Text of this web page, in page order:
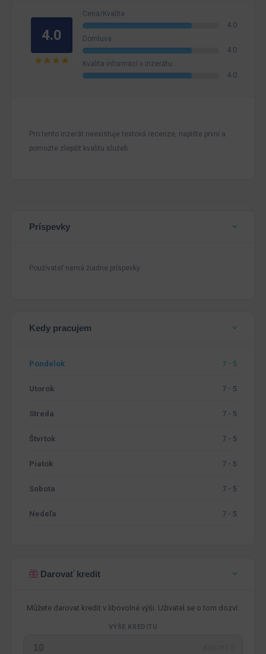
4.0
Cena/Kvalita
4.0
Domluva
4.0
Kvalita informací v inzerátu
4.0
Pro tento inzerát neexistuje textová recenze, napište první a
pomozte zlepšit kvalitu služeb.
Príspevky
Používateľ nemá žiadne príspevky
Kedy pracujem
Pondelok 7 - 5
Utorok 7 - 5
Streda 7 - 5
Štvrtok 7 - 5
Piatok 7 - 5
Sobota 7 - 5
Nedeľa 7 - 5
Darovať kredit
Můžete darovat kredit v libovolné výši. Uživatel se o tom dozví.
VÝŠE KREDITU